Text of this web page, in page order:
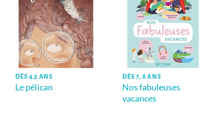
DÈS 4,5 ANS
Le pélican
DÈS 7, 8 ANS
Nos fabuleuses
vacances